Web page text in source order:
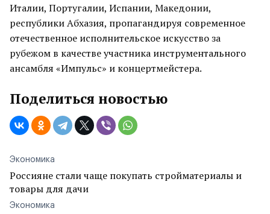
Италии, Португалии, Испании, Македонии,
республики Абхазия, пропагандируя современное
отечественное исполнительское искусство за
рубежом в качестве участника инструментального
ансамбля «Импульс» и концертмейстера.
Поделиться новостью
Экономика
Россияне стали чаще покупать стройматериалы и
товары для дачи
Экономика